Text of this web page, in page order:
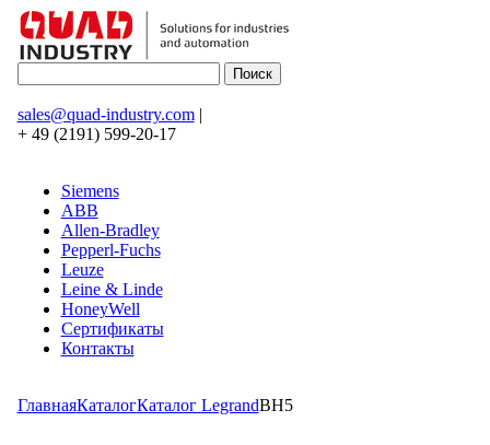
sales@quad-industry.com|
+ 49 (2191) 599-20-17
Siemens
ABB
Allen-Bradley
Pepperl-Fuchs
Leuze
Leine & Linde
HoneyWell
Сертификаты
Контакты
ГлавнаяКаталогКаталог LegrandBH5